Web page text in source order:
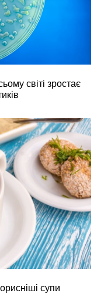
світі зростає
супи